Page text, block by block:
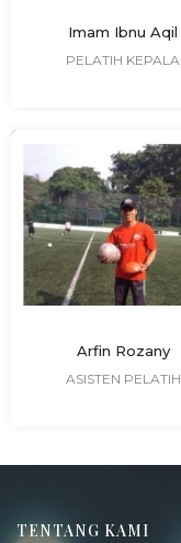
Imam Ibnu Aqil
PELATIH KEPALA
Arfin Rozany
ASISTEN PELATIH
TENTANG KAMI